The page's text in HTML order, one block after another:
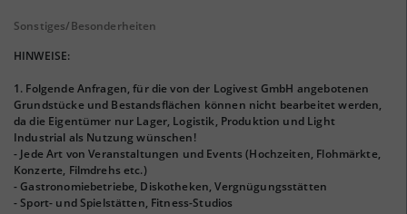
Sonstiges/Besonderheiten
HINWEISE:
1. Folgende Anfragen, für die von der Logivest GmbH angebotenen
Grundstücke und Bestandsflächen können nicht bearbeitet werden,
da die Eigentümer nur Lager, Logistik, Produktion und Light
Industrial als Nutzung wünschen!
- Jede Art von Veranstaltungen und Events (Hochzeiten, Flohmärkte,
Konzerte, Filmdrehs etc.)
- Gastronomiebetriebe, Diskotheken, Vergnügungsstätten
- Sport- und Spielstätten, Fitness-Studios